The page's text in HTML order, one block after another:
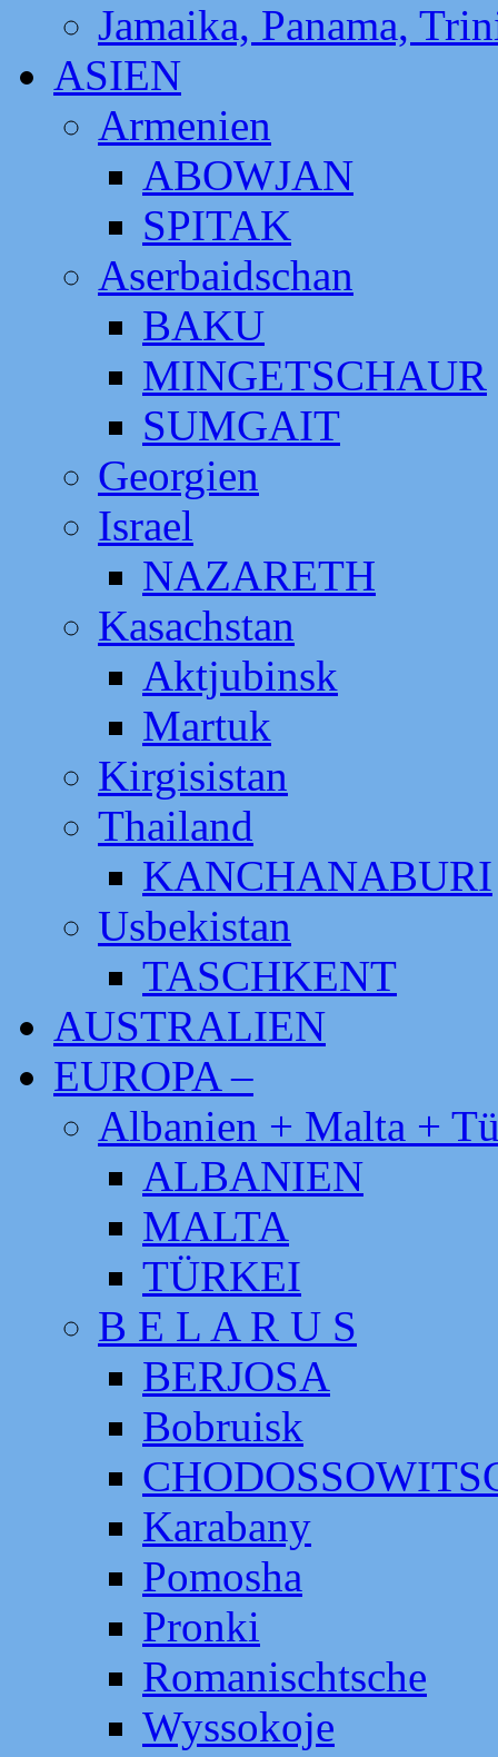
Jamaika, Panama,
ASIEN
Armenien
ABOWJAN
SPITAK
Aserbaidschan
BAKU
MINGETSCHAUR
SUMGAIT
Georgien
Israel
NAZARETH
Kasachstan
Aktjubinsk
Martuk
Kirgisistan
Thailand
KANCHANABURI
Usbekistan
TASCHKENT
AUSTRALIEN
EUROPA –
Albanien + Malta +
ALBANIEN
MALTA
TÜRKEI
B E L A R U S
BERJOSA
Bobruisk
Karabany
Pomosha
Pronki
Romanischtsche
Wyssokoje